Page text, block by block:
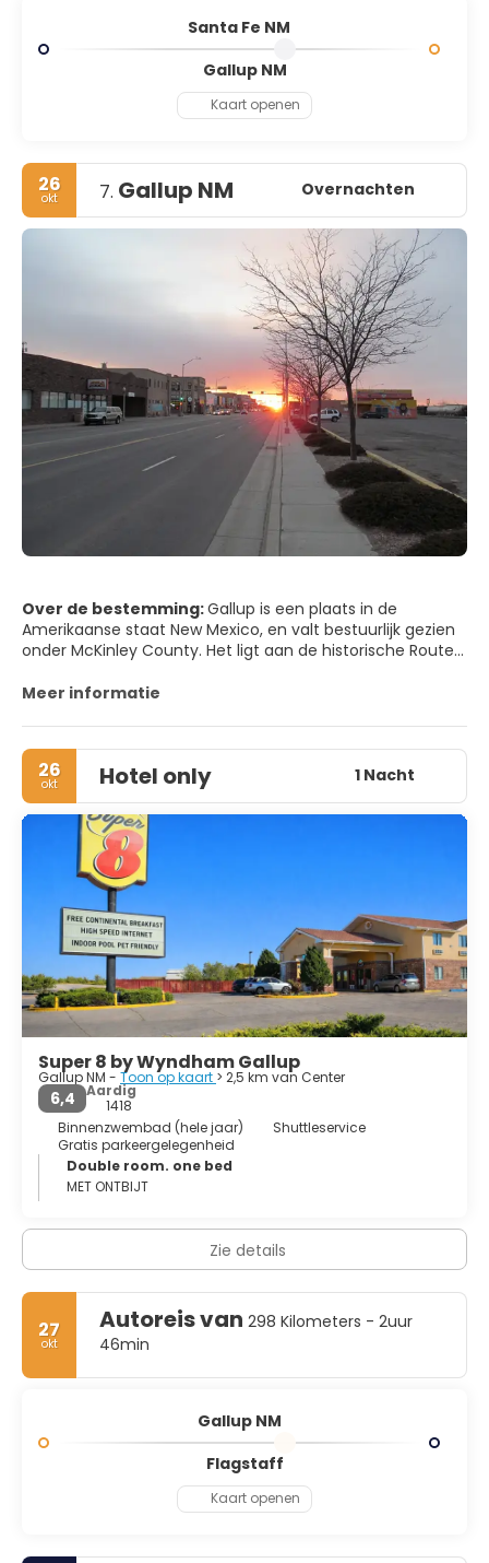
Santa Fe NM
Gallup NM
Kaart openen
26
okt 7. Gallup NM Overnachten
Over de bestemming:Gallup is een plaats in de
Amerikaanse staat New Mexico, en valt bestuurlijk gezien
onder McKinley County. Het ligt aan de historische Route
Meer informatie
26
okt Hotel only 1 Nacht
Super 8 by Wyndham Gallup
Gallup NM - Toon op kaart > 2,5 km van Center
6,4
Aardig
1418
Binnenzwembad (hele jaar)
Shuttleservice
Gratis parkeergelegenheid
Double room. one bed
MET ONTBIJT
Zie details
27
okt
Autoreis van 298 Kilometers - 2uur
46min
Gallup NM
Flagstaff
Kaart openen